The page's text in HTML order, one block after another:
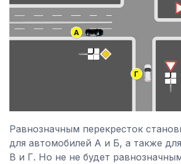
Равнозначным перекресток
для автомобилей А и Б, а также
В и Г. Но не не будет